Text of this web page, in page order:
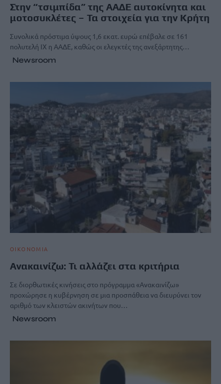
Στην “τσιμπίδα” της ΑΑΔΕ αυτοκίνητα και
μοτοσυκλέτες – Τα στοιχεία για την Κρήτη
Συνολικά πρόστιμα ύψους 1,6 εκατ. ευρώ επέβαλε σε 161
πολυτελή ΙΧ η ΑΑΔΕ, καθώς οι ελεγκτές της ανεξάρτητης…
Newsroom
ΟΙΚΟΝΟΜΙΑ
Ανακαινίζω: Τι αλλάζει στα κριτήρια
Σε διορθωτικές κινήσεις στο πρόγραμμα «Ανακαινίζω»
προχώρησε η κυβέρνηση σε μια προσπάθεια να διευρύνει τον
αριθμό των κλειστών ακινήτων που…
Newsroom